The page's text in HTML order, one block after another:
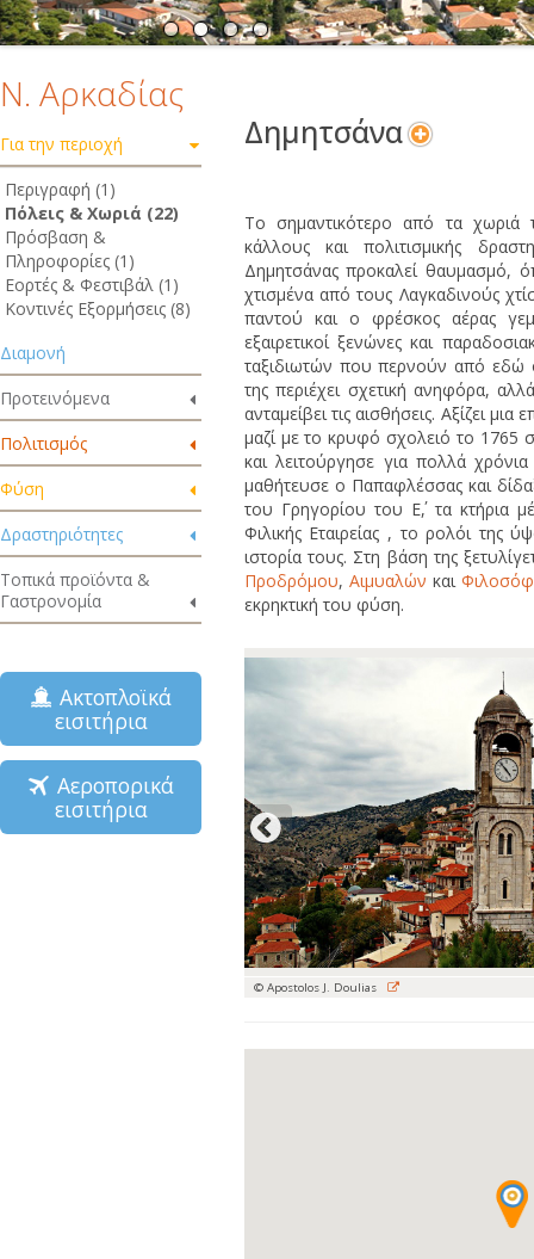
Ν. Αρκαδίας
Για την περιοχή
Περιγραφή (1)
Πόλεις & Χωριά (22)
Πρόσβαση &
Πληροφορίες (1)
Εορτές & Φεστιβάλ (1)
Κοντινές Εξορμήσεις (8)
Διαμονή
Προτεινόμενα
Πολιτισμός
Φύση
Δραστηριότητες
Τοπικά προϊόντα &
Γαστρονομία
Ακτοπλοϊκά
εισιτήρια
Αεροπορικά
εισιτήρια
Δημητσάνα
Το σημαντικότερο από τα χωριά
κάλλους και πολιτισμικής
Δημητσάνας προκαλεί θαυμασμό,
χτισμένα από τους Λαγκαδινούς
παντού και ο φρέσκος αέρας
εξαιρετικοί ξενώνες και
ταξιδιωτών που περνούν από
της περιέχει σχετική ανηφόρα,
ανταμείβει τις αισθήσεις. Αξίζει
μαζί με το κρυφό σχολειό το 1765
και λειτούργησε για πολλά
μαθήτευσε ο Παπαφλέσσας και
του Γρηγορίου του Ε΄, τα κτήρια
Φιλικής Εταιρείας , το ρολόι της
ιστορία τους. Στη βάση της
Προδρόμου, Αιμυαλών και
εκρηκτική του φύση.
© Apostolos J. Doulias